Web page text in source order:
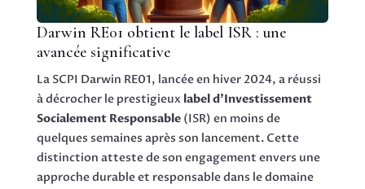
Darwin RE01 obtient le label ISR : une
avancée significative
La SCPI Darwin RE01, lancée en hiver 2024, a réussi
à décrocher le prestigieux label d’Investissement
Socialement Responsable(ISR) en moins de
quelques semaines après son lancement. Cette
distinction atteste de son engagement envers une
approche durable et responsable dans le domaine